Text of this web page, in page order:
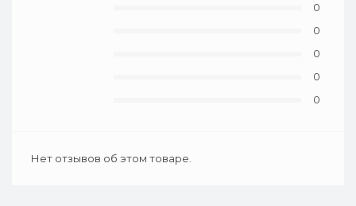
0
0
0
0
0
Нет отзывов об этом товаре.